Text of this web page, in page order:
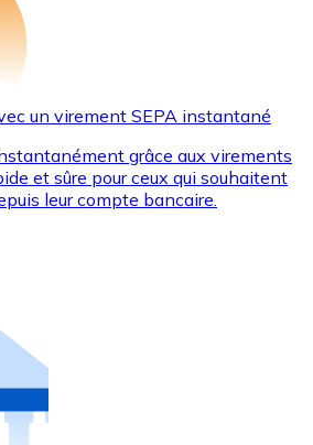
un virement SEPA instantané
grâce aux virements
et sûre pour ceux qui souhaitent
leur compte bancaire.